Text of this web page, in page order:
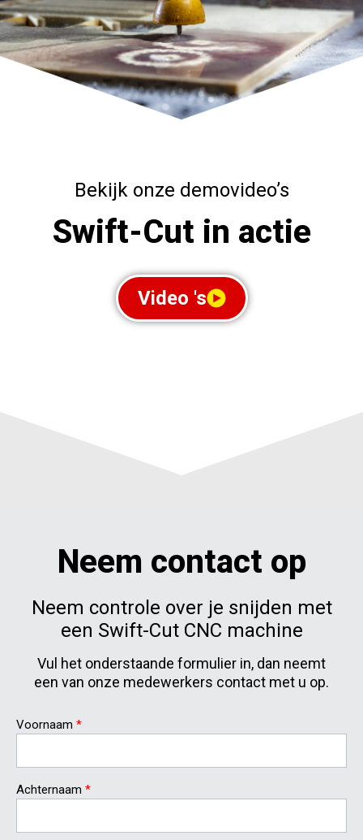
Bekijk onze demovideo’s
Swift-Cut in actie
Video 's
Neem contact op
Neem controle over je snijden met
een Swift-Cut CNC machine
Vul het onderstaande formulier in, dan neemt
een van onze medewerkers contact met u op.
Voornaam *
Achternaam *